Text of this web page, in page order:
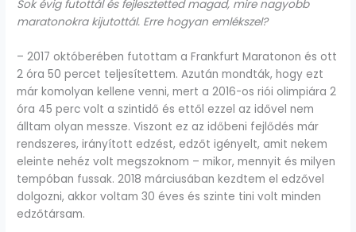
Sok évig futottál és fejlesztetted magad, mire nagyobb
maratonokra kijutottál. Erre hogyan emlékszel?
– 2017 októberében futottam a Frankfurt Maratonon és ott
2 óra 50 percet teljesítettem. Azután mondták, hogy ezt
már komolyan kellene venni, mert a 2016-os riói olimpiára 2
óra 45 perc volt a szintidő és ettől ezzel az idővel nem
álltam olyan messze. Viszont ez az időbeni fejlődés már
rendszeres, irányított edzést, edzőt igényelt, amit nekem
eleinte nehéz volt megszoknom – mikor, mennyit és milyen
tempóban fussak. 2018 márciusában kezdtem el edzővel
dolgozni, akkor voltam 30 éves és szinte tini volt minden
edzőtársam.